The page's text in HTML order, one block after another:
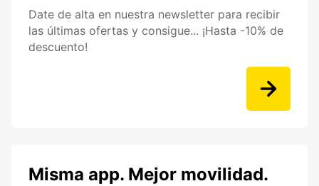
Date de alta en nuestra newsletter para recibir
las últimas ofertas y consigue... ¡Hasta -10% de
descuento!
Misma app. Mejor movilidad.